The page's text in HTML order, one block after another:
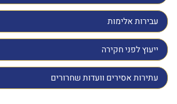
עבירות אלימות
ייעוץ לפני חקירה
עתירות אסירים וועדות שחרורים